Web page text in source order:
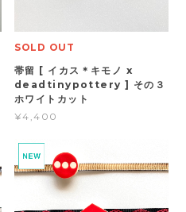
SOLD OUT
帯留 [ イカス＊キモノ x
deadtinypottery ] その３
ホワイトカット
¥4,400